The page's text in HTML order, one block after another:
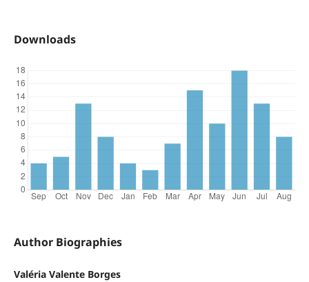
Downloads
Author Biographies
Valéria Valente Borges